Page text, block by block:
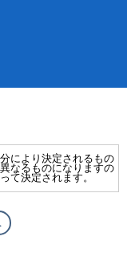
により決定されるもの
なるものになりますの
て決定されます。